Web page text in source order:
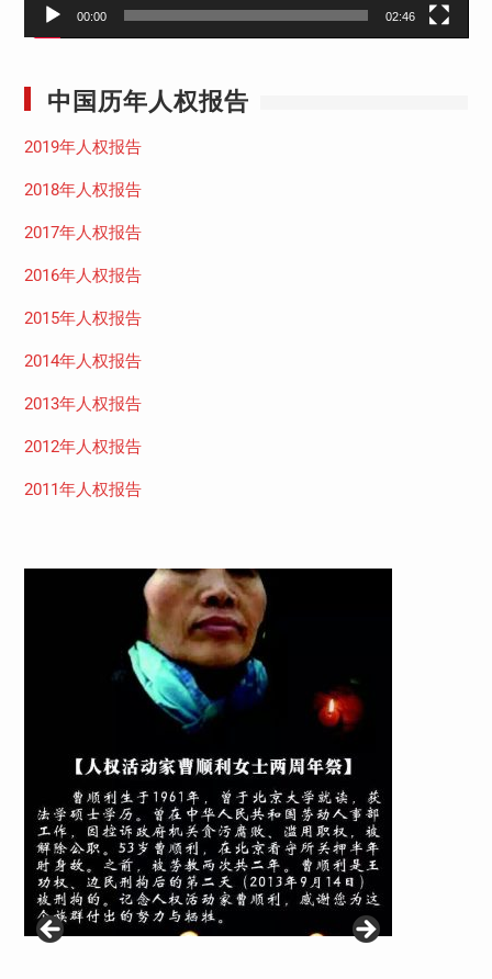
00:00 02:46
中国历年人权报告
2019年人权报告
2018年人权报告
2017年人权报告
2016年人权报告
2015年人权报告
2014年人权报告
2013年人权报告
2012年人权报告
2011年人权报告